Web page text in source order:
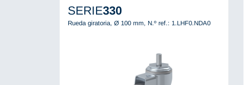
SERIE330
Rueda giratoria, Ø 100 mm, N.º ref.: 1.LHF0.NDA0